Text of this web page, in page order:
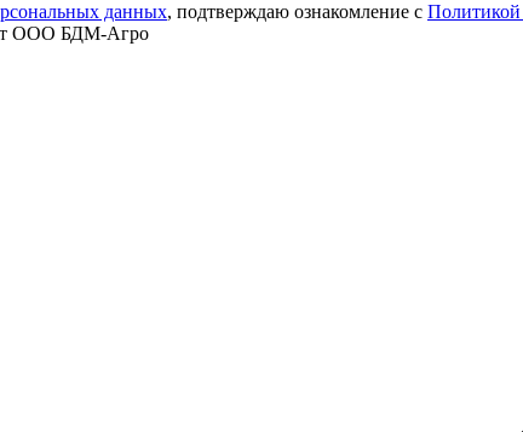
данных, подтверждаю ознакомление с
ООО БДМ-Агро